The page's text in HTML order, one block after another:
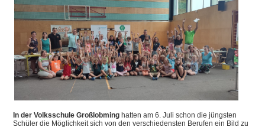
In der Volksschule Großlobming hatten am 6. Juli schon die jüngsten
Schüler die Möglichkeit sich von den verschiedensten Berufen ein Bild zu